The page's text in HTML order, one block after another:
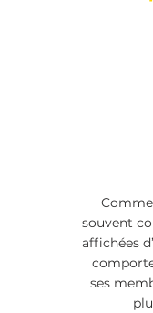
souvent
affichées
ses